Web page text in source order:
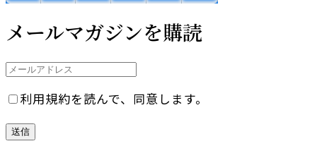
メールマガジンを購読
利用規約を読んで、同意します。